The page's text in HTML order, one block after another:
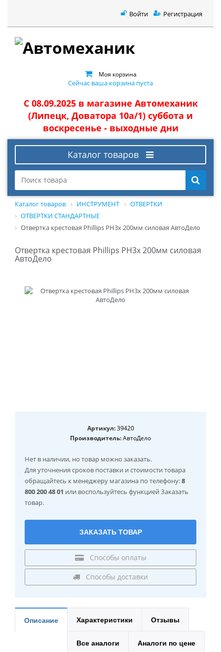
Войти Регистрация
Моя корзина
Сейчас ваша корзина пуста
С 08.09.2025 в магазине Автомеханик
(Липецк, Доватора 10а/1) суббота и
воскресенье - выходные дни
Каталог товаров
Каталог товаров ИНСТРУМЕНТ
ОТВЕРТКИ
ОТВЕРТКИ СТАНДАРТНЫЕ
Отвертка крестовая Phillips PH3х 200мм силовая АвтоДело
Отвертка крестовая Phillips PH3х 200мм силовая
АвтоДело
Артикул:39420
Производитель:АвтоДело
Нет в наличии, но товар можно заказать.
Для уточнения сроков поставки и стоимости товара
обращайтесь к менеджеру магазина по телефону:8
800 200 48 01 или воспользуйтесь функцией Заказать
товар.
ЗАКАЗАТЬ ТОВАР
Способы оплаты
Способы доставки
Описание Характеристики Отзывы
Все аналоги Аналоги по цене